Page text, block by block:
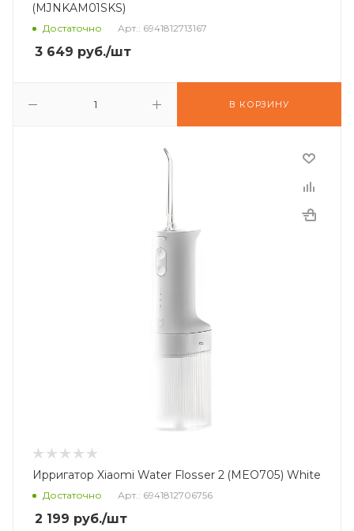
(MJNKAM01SKS)
Достаточно Арт.: 6941812713167
3 649 руб./шт
В КОРЗИНУ
Ирригатор Xiaomi Water Flosser 2 (MEO705) White
Достаточно Арт.: 6941812706756
2 199 руб./шт